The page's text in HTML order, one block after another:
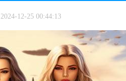
2024-12-25 00:44:13